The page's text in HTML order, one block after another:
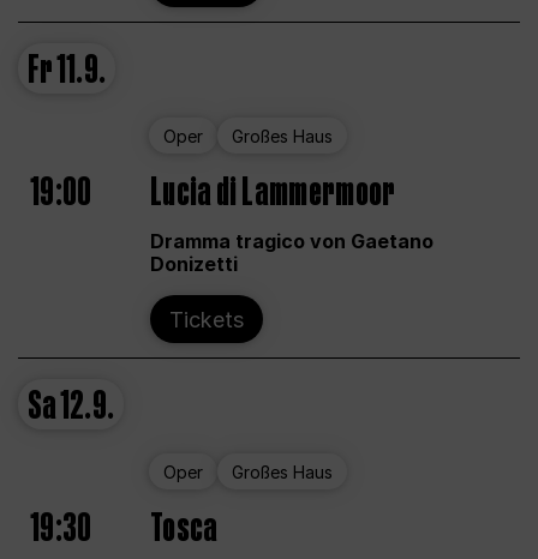
Fr11.9.
Oper Großes Haus
19:00 Lucia di Lammermoor
Dramma tragico von Gaetano
Donizetti
Tickets
Sa12.9.
Oper Großes Haus
19:30 Tosca